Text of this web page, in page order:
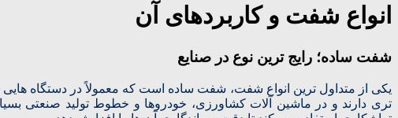
انواع شفت و کاربردهای آن
شفت ساده؛ رایج‌ ترین نوع در صنایع
یکی از متداول‌ ترین انواع شفت، شفت ساده است که معمولاً در دستگاه‌
تری دارند و در ماشین‌ آلات کشاورزی، خودروها و خطوط تولید صنعتی